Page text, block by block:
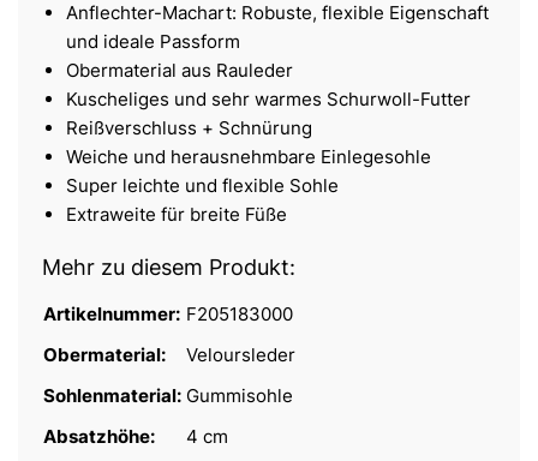
Anflechter-Machart: Robuste, flexible Eigenschaft
und ideale Passform
Obermaterial aus Rauleder
Kuscheliges und sehr warmes Schurwoll-Futter
Reißverschluss + Schnürung
Weiche und herausnehmbare Einlegesohle
Super leichte und flexible Sohle
Extraweite für breite Füße
Mehr zu diesem Produkt:
Artikelnummer: F205183000
Obermaterial:
Veloursleder
Sohlenmaterial: Gummisohle
Absatzhöhe:
4 cm